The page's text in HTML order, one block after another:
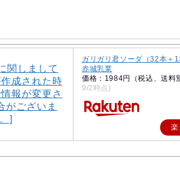
ガリガリ君ソーダ（32本＋
赤城乳業
価格：1984円（税込、送料
9/2時点)